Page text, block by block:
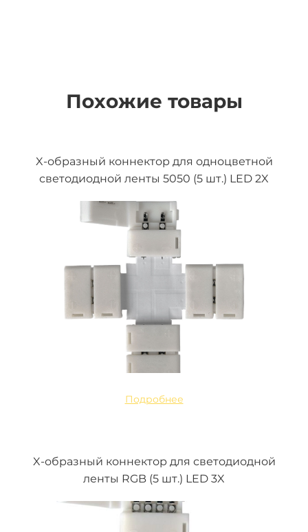
Похожие товары
X-образный коннектор для одноцветной
светодиодной ленты 5050 (5 шт.) LED 2X
Подробнее
X-образный коннектор для светодиодной
ленты RGB (5 шт.) LED 3X